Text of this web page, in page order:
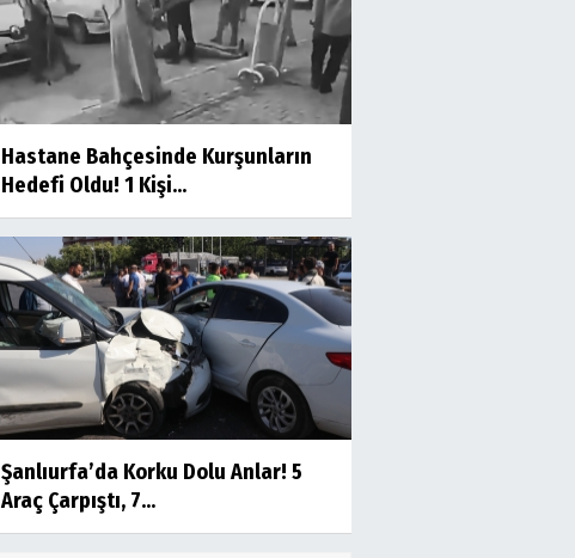
Hastane Bahçesinde Kurşunların
Hedefi Oldu! 1 Kişi...
Şanlıurfa’da Korku Dolu Anlar! 5
Araç Çarpıştı, 7...